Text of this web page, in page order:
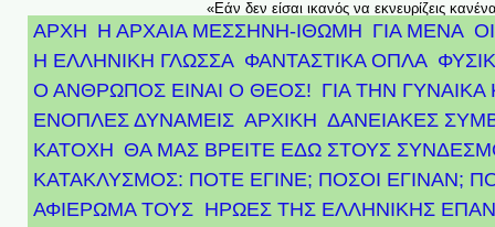
«Εάν δεν είσαι ικανός να εκνευρίζεις
ΑΡΧΗ Η ΑΡΧΑΙΑ ΜΕΣΣΗΝΗ-ΙΘΩΜΗ ΓΙΑ ΜΕΝΑ
Η ΕΛΛΗΝΙΚΗ ΓΛΩΣΣΑ ΦΑΝΤΑΣΤΙΚΑ ΟΠΛΑ
Ο ΑΝΘΡΩΠΟΣ ΕΙΝΑΙ Ο ΘΕΟΣ! ΓΙΑ ΤΗΝ ΓΥΝΑΙΚΑ
ΕΝΟΠΛΕΣ ΔΥΝΑΜΕΙΣ ΑΡΧΙΚΉ ΔΑΝΕΙΑΚΕΣ
ΚΑΤΟΧΗ ΘΑ ΜΑΣ ΒΡΕΙΤΕ ΕΔΩ ΣΤΟΥΣ
ΚΑΤΑΚΛΥΣΜΟΣ: ΠΟΤΕ ΕΓΙΝΕ; ΠΟΣΟΙ ΕΓΙΝΑΝ;
ΑΦΙΈΡΩΜΑ ΤΟΥΣ ΉΡΩΕΣ ΤΗΣ ΕΛΛΗΝΙΚΉΣ